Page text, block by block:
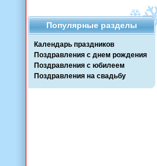
Популярные разделы
Календарь праздников
Поздравления с днем рождения
Поздравления с юбилеем
Поздравления на свадьбу